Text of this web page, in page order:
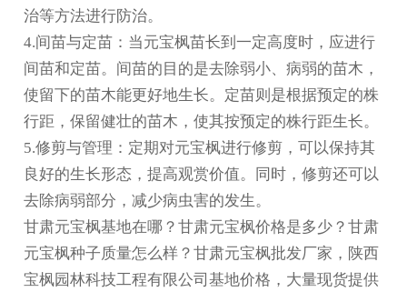
治等方法进行防治。
4.间苗与定苗：当元宝枫苗长到一定高度时，应进行
间苗和定苗。间苗的目的是去除弱小、病弱的苗木，
使留下的苗木能更好地生长。定苗则是根据预定的株
行距，保留健壮的苗木，使其按预定的株行距生长。
5.修剪与管理：定期对元宝枫进行修剪，可以保持其
良好的生长形态，提高观赏价值。同时，修剪还可以
去除病弱部分，减少病虫害的发生。
甘肃元宝枫基地在哪？甘肃元宝枫价格是多少？甘肃
元宝枫种子质量怎么样？甘肃元宝枫批发厂家，陕西
宝枫园林科技工程有限公司基地价格，大量现货提供